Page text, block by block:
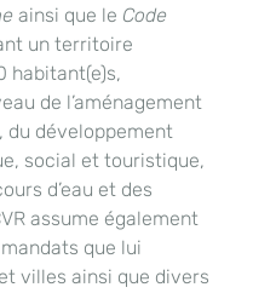
ainsi que le Code
un territoire
habitant(e)s,
de l’aménagement
du développement
social et touristique,
d’eau et des
assume également
que lui
villes ainsi que divers